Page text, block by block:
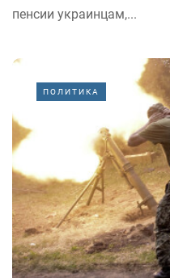
пенсии украинцам,...
ПОЛИТИКА